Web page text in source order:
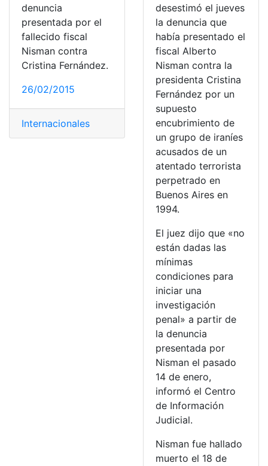
denuncia
presentada por el
fallecido fiscal
Nisman contra
Cristina Fernández.
26/02/2015
Internacionales
desestimó el jueves
la denuncia que
había presentado el
fiscal Alberto
Nisman contra la
presidenta Cristina
Fernández por un
supuesto
encubrimiento de
un grupo de iraníes
acusados de un
atentado terrorista
perpetrado en
Buenos Aires en
1994.
El juez dijo que «no
están dadas las
mínimas
condiciones para
iniciar una
investigación
penal» a partir de
la denuncia
presentada por
Nisman el pasado
14 de enero,
informó el Centro
de Información
Judicial.
Nisman fue hallado
muerto el 18 de